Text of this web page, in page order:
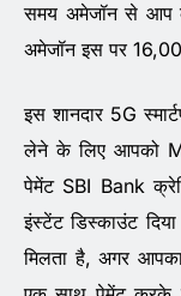
समय अमेजॉन से आप
अमेजॉन इस पर
इस शानदार 5G
लेने के लिए आपको
पेमेंट SBI Bank
इंस्टेंट डिस्काउंट
मिलता है, अगर